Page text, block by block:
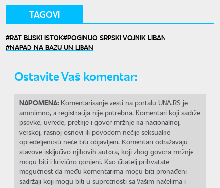
TAGOVI
RAT BLISKI ISTOK POGINUO SRPSKI VOJNIK LIBAN
NAPAD NA BAZU UN LIBAN
Ostavite Vaš komentar:
NAPOMENA: Komentarisanje vesti na portalu UNA.RS je
anonimno, a registracija nije potrebna. Komentari koji sadrže
psovke, uvrede, pretnje i govor mržnje na nacionalnoj,
verskoj, rasnoj osnovi ili povodom nečije seksualne
opredeljenosti neće biti objavljeni. Komentari odražavaju
stavove isključivo njihovih autora, koji zbog govora mržnje
mogu biti i krivično gonjeni. Kao čitatelj prihvatate
mogućnost da među komentarima mogu biti pronađeni
sadržaji koji mogu biti u suprotnosti sa Vašim načelima i